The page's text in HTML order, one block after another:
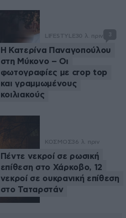
LIFESTYLE30 λ. πριν 3
Η Κατερίνα Παναγοπούλου
στη Μύκονο – Οι
φωτογραφίες με crop top
και γραμμωμένους
κοιλιακούς
ΚΟΣΜΟΣ36 λ. πριν
Πέντε νεκροί σε ρωσική
επίθεση στο Χάρκοβο, 12
νεκροί σε ουκρανική επίθεση
στο Ταταρστάν